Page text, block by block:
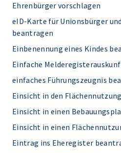
Ehrenbürger vorschlagen
eID-Karte für Unionsbürger
beantragen
Einbenennung eines Kindes
Einfache
einfaches Führungszeugnis
Einsicht in den
Einsicht in einen
Einsicht in einen
Eintrag ins Eheregister